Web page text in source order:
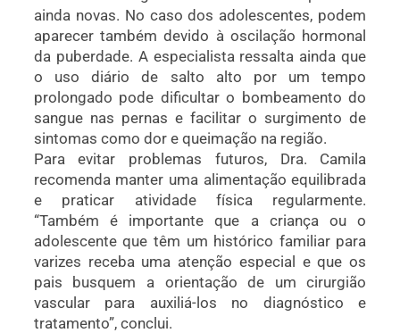
ainda novas. No caso dos adolescentes, podem
aparecer também devido à oscilação hormonal
da puberdade. A especialista ressalta ainda que
o uso diário de salto alto por um tempo
prolongado pode dificultar o bombeamento do
sangue nas pernas e facilitar o surgimento de
sintomas como dor e queimação na região.
Para evitar problemas futuros, Dra. Camila
recomenda manter uma alimentação equilibrada
e praticar atividade física regularmente.
“Também é importante que a criança ou o
adolescente que têm um histórico familiar para
varizes receba uma atenção especial e que os
pais busquem a orientação de um cirurgião
vascular para auxiliá-los no diagnóstico e
tratamento”, conclui.